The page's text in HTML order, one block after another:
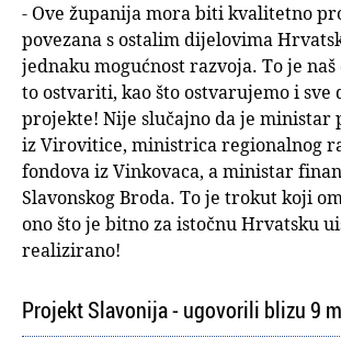
- Ove županija mora biti kvalitetno
povezana s ostalim dijelovima
jednaku mogućnost razvoja. To je
to ostvariti, kao što ostvarujemo i sve
projekte! Nije slučajno da je ministar
iz Virovitice, ministrica regionalnog
fondova iz Vinkovaca, a ministar
Slavonskog Broda. To je trokut koji
ono što je bitno za istočnu Hrvatsku
realizirano!
Projekt Slavonija - ugovorili blizu 9